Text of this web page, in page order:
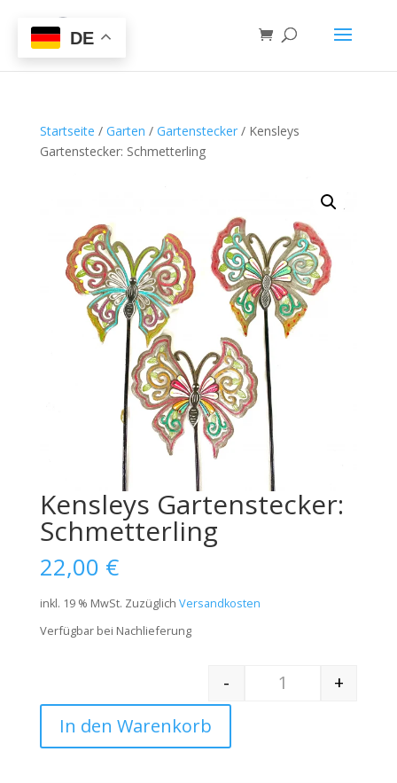
Startseite / Garten / Gartenstecker/ Kensleys
Gartenstecker: Schmetterling
Kensleys Gartenstecker:
Schmetterling
22,00 €
inkl. 19 % MwSt. Zuzüglich Versandkosten
Verfügbar bei Nachlieferung
Quantity
-
+
In den Warenkorb
DE